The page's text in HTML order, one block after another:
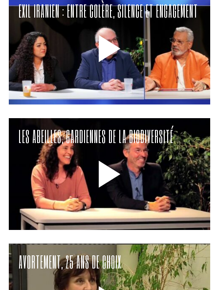
EXIL IRANIEN : ENTRE COLÈRE, SILENCE ET ENGAGEMENT
LES ABEILLES, GARDIENNES DE LA BIODIVERSITÉ
AVORTEMENT, 25 ANS DE CHOIX